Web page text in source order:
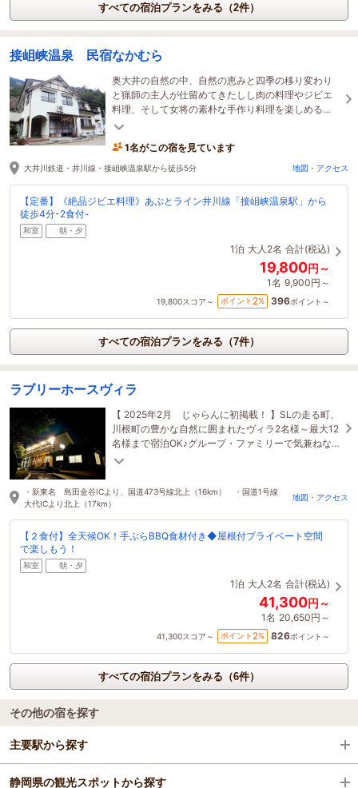
すべての宿泊プランをみる（2件）
接岨峡温泉 民宿なかむら
奥大井の自然の中、自然の恵みと四季の移り変わり
と猟師の主人が仕留めてきたしし肉の料理やジビエ
料理、そして女将の素朴な手作り料理を楽しめる
宿。
1名がこの宿を見ています
大井川鉄道・井川線・接岨峡温泉駅から徒歩5分 地図・アクセス
【定番】《絶品ジビエ料理》あぷとライン井川線「接岨峡温泉駅」から
徒歩4分-2食付-
和室 朝・夕
1泊 大人2名 合計(税込)
19,800円～
1名 9,900円～
19,800スコア～ ポイント 2% 396ポイント～
すべての宿泊プランをみる（7件）
ラブリーホースヴィラ
【 2025年2月 じゃらんに初掲載！ 】SLの走る町、
川根町の豊かな自然に囲まれたヴィラ2名様～最大12
名様まで宿泊OK♪グループ・ファミリーで気兼ねな
くご宿泊いただけます！
・新東名 島田金谷ICより、国道473号線北上（16km） ・国道1号線
大代ICより北上（17km）
地図・アクセス
【２食付】全天候OK！手ぶらBBQ食材付き◆屋根付プライベート空間
で楽しもう！
和室 朝・夕
1泊 大人2名 合計(税込)
41,300円～
1名 20,650円～
41,300スコア～ ポイント 2% 826ポイント～
すべての宿泊プランをみる（6件）
その他の宿を探す
主要駅から探す
家山駅
静岡県の観光スポットから探す